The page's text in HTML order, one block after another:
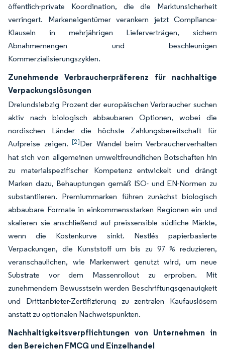
öffentlich-private Koordination, die die Marktunsicherheit
verringert. Markeneigentümer verankern jetzt Compliance-
Klauseln in mehrjährigen Lieferverträgen, sichern
Abnahmemengen und beschleunigen
Kommerzialisierungszyklen.
Zunehmende Verbraucherpräferenz für nachhaltige
Verpackungslösungen
Dreiundsiebzig Prozent der europäischen Verbraucher suchen
aktiv nach biologisch abbaubaren Optionen, wobei die
nordischen Länder die höchste Zahlungsbereitschaft für
Aufpreise zeigen.[2]Der Wandel beim Verbraucherverhalten
hat sich von allgemeinen umweltfreundlichen Botschaften hin
zu materialspezifischer Kompetenz entwickelt und drängt
Marken dazu, Behauptungen gemäß ISO- und EN-Normen zu
substantiieren. Premiummarken führen zunächst biologisch
abbaubare Formate in einkommensstarken Regionen ein und
skalieren sie anschließend auf preissensible südliche Märkte,
wenn die Kostenkurve sinkt. Nestlés papierbasierte
Verpackungen, die Kunststoff um bis zu 97 % reduzieren,
veranschaulichen, wie Markenwert genutzt wird, um neue
Substrate vor dem Massenrollout zu erproben. Mit
zunehmendem Bewusstsein werden Beschriftungsgenauigkeit
und Drittanbieter-Zertifizierung zu zentralen Kaufauslösern
anstatt zu optionalen Nachweispunkten.
Nachhaltigkeitsverpflichtungen von Unternehmen in
den Bereichen FMCG und Einzelhandel